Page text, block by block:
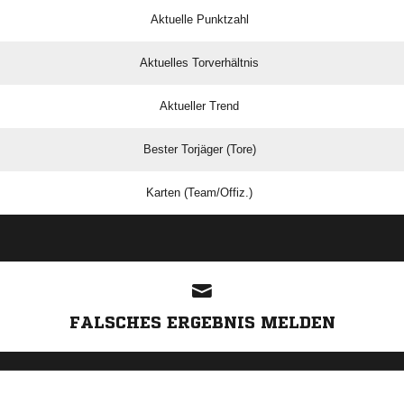
Aktuelle Punktzahl
Aktuelles Torverhältnis
Aktueller Trend
Bester Torjäger (Tore)
Karten (Team/Offiz.)
FALSCHES ERGEBNIS MELDEN